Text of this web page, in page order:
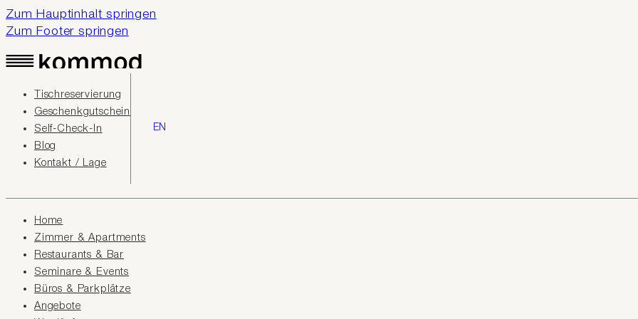
Zum Hauptinhalt springen
Zum Footer springen
Tischreservierung
Geschenkgutschein
Self-Check-In
Blog
Kontakt / Lage
EN
Home
Zimmer & Apartments
Restaurants & Bar
Seminare & Events
Büros & Parkplätze
Angebote